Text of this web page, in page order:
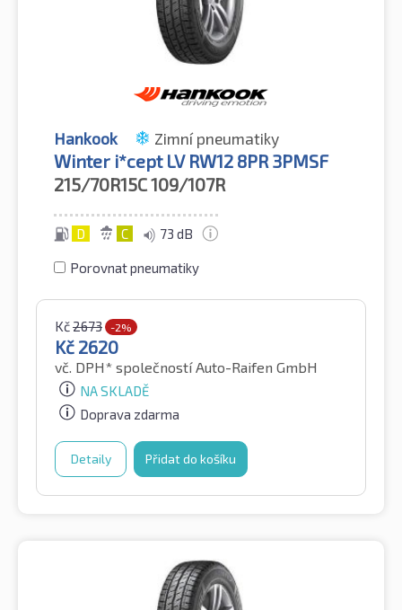
Hankook Zimní pneumatiky
Winter i*cept LV RW12 8PR 3PMSF
215/70R15C109/107R
D C 73 dB
Porovnat pneumatiky
Kč2673 -2%
Kč 2620
vč. DPH* společností Auto-Raifen GmbH
NA SKLADĚ
Doprava zdarma
Detaily Přidat do košíku